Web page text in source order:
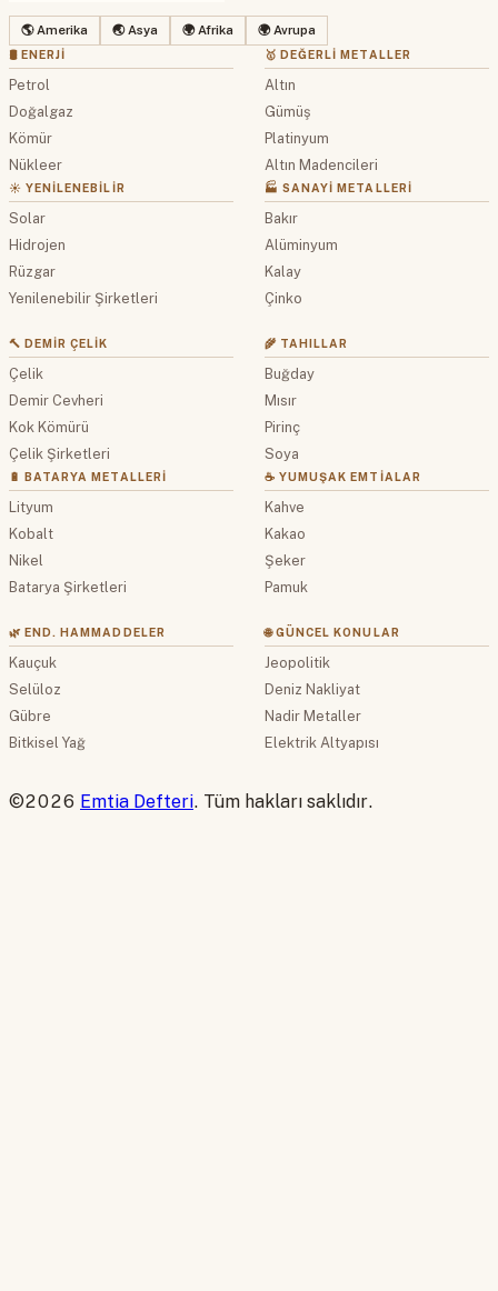
🌎 Amerika 🌏 Asya 🌍 Afrika 🌍 Avrupa
🛢 ENERJI
Petrol
Doğalgaz
Kömür
Nükleer
☀️ YENILENEBILIR
Solar
Hidrojen
Rüzgar
Yenilenebilir Şirketleri
🥇 DEĞERLI METALLER
Altın
Gümüş
Platinyum
Altın Madencileri
🏭 SANAYI METALLERI
Bakır
Alüminyum
Kalay
Çinko
🔨 DEMIR ÇELIK
Çelik
Demir Cevheri
Kok Kömürü
Çelik Şirketleri
🔋 BATARYA METALLERI
Lityum
Kobalt
Nikel
Batarya Şirketleri
🌾 TAHILLAR
Buğday
Mısır
Pirinç
Soya
☕ YUMUŞAK EMTIALAR
Kahve
Kakao
Şeker
Pamuk
🌿 END. HAMMADDELER
Kauçuk
Selüloz
Gübre
Bitkisel Yağ
🌐 GÜNCEL KONULAR
Jeopolitik
Deniz Nakliyat
Nadir Metaller
Elektrik Altyapısı
©2026 Emtia Defteri. Tüm hakları saklıdır.